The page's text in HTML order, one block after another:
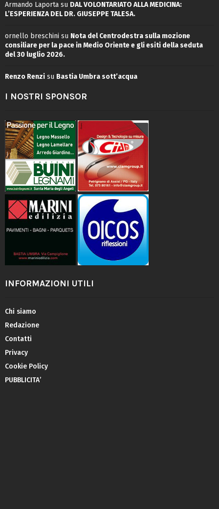
Armando Laporta su DAL VOLONTARIATO ALLA MEDICINA:
L’ESPERIENZA DEL DR. GIUSEPPE TALESA.
ornello breschini su Nota del Centrodestra sulla mozione
consiliare per la pace in Medio Oriente e gli esiti della seduta
del 30 luglio 2026.
Renzo Renzi su Bastia Umbra sott’acqua
I NOSTRI SPONSOR
INFORMAZIONI UTILI
Chi siamo
Redazione
Contatti
Privacy
Cookie Policy
PUBBLICITA’